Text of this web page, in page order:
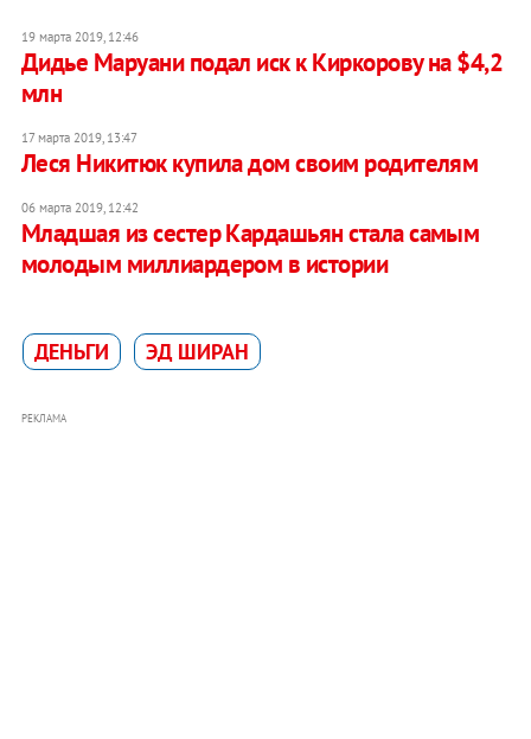
19 марта 2019, 12:46
Дидье Маруани подал иск к Киркорову на $4,2
млн
17 марта 2019, 13:47
Леся Никитюк купила дом своим родителям
06 марта 2019, 12:42
Младшая из сестер Кардашьян стала самым
молодым миллиардером в истории
ДЕНЬГИ ЭД ШИРАН
РЕКЛАМА